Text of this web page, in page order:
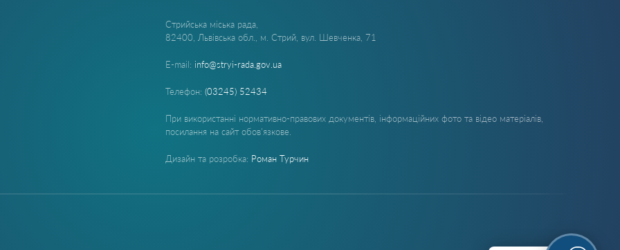
Стрийська міська рада,
82400, Львівська обл., м. Стрий, вул. Шевченка, 71
E-mail: info@stryi-rada.gov.ua
Телефон: (03245) 52434
При використанні нормативно-правових документів, інформаційних фото та відео матеріалів,
посилання на сайт обов'язкове.
Дизайн та розробка: Роман Турчин